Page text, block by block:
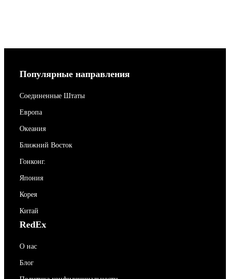
Популярные направления
Соединенные Штаты
Европа
Океания
Ближний Восток
Гонконг.
Япония
Корея
Китай
RedEx
О нас
Блог